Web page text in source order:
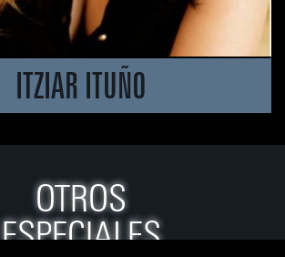
ITZIAR ITUÑO
OTROS
ESPECIALES